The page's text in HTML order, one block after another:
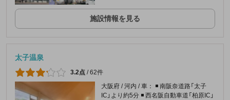
施設情報を見る
太子温泉
3.2点 /62件
大阪府 / 河内 / 車： ◾️ 南阪奈道路「太子
IC」より約5分 ◾️ 西名阪自動車道「柏原IC」